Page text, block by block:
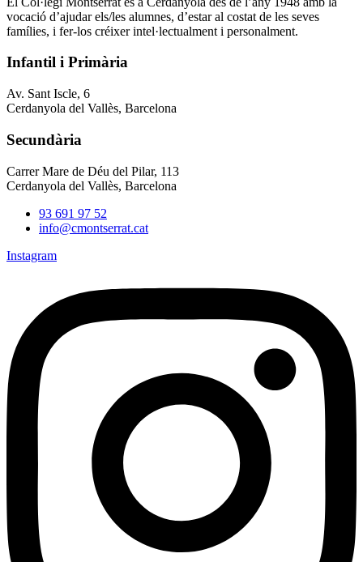
vocació d’ajudar els/les alumnes, d’estar al costat de les seves
famílies, i fer-los créixer intel·lectualment i personalment.
Infantil i Primària
Av. Sant Iscle, 6
Cerdanyola del Vallès, Barcelona
Secundària
Carrer Mare de Déu del Pilar, 113
Cerdanyola del Vallès, Barcelona
93 691 97 52
info@cmontserrat.cat
Instagram